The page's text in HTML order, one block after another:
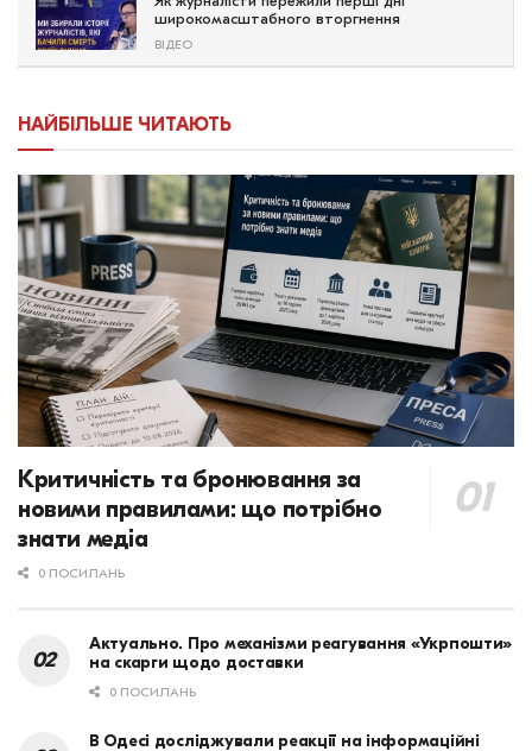
широкомасштабного вторгнення
ВІДЕО
НАЙБІЛЬШЕ ЧИТАЮТЬ
Критичність та бронювання за
новими правилами: що потрібно
знати медіа
0 ПОСИЛАНЬ
Актуально. Про механізми реагування «Укрпошти»
на скарги щодо доставки
0 ПОСИЛАНЬ
В Одесі досліджували реакції на інформаційні